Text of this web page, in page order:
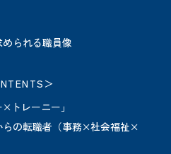
られる職員像
＞
トレーニー」
らの転職者（事務×社会福祉×